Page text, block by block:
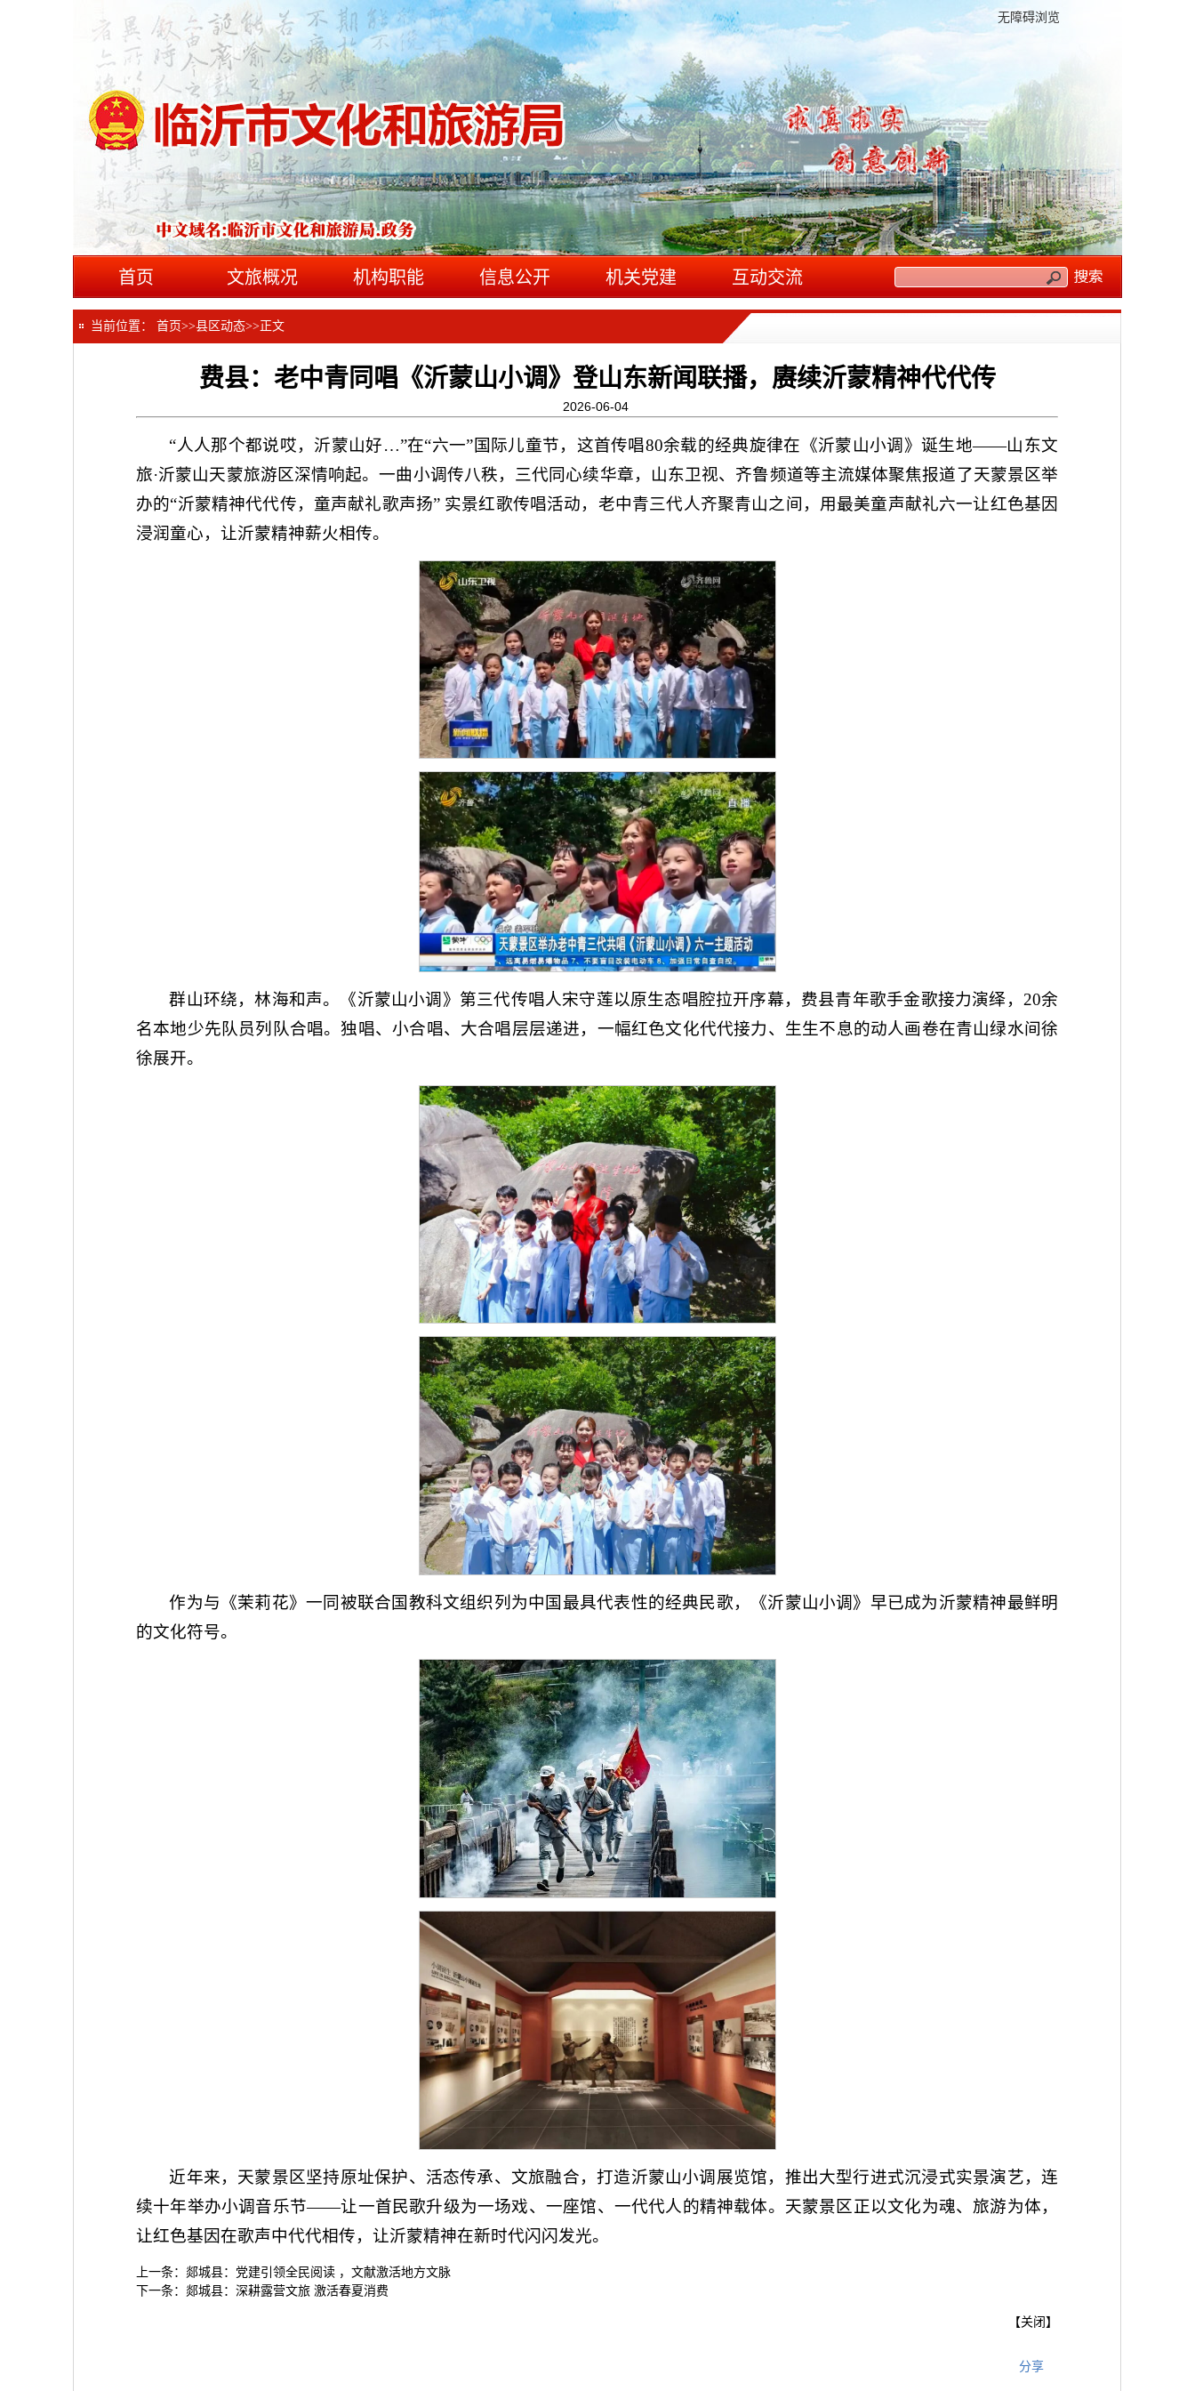
无障碍浏览
首页 文旅概况 机构职能 信息公开 机关党建 互动交流
当前位置： 首页>>县区动态>> 正文
费县：老中青同唱《沂蒙山小调》登山东新闻联播，赓续沂蒙精神代代传
2026-06-04
“人人那个都说哎，沂蒙山好…”在“六一”国际儿童节，这首传唱80余载的经典旋律在《沂蒙山小调》诞生地——山东文
旅·沂蒙山天蒙旅游区深情响起。一曲小调传八秩，三代同心续华章，山东卫视、齐鲁频道等主流媒体聚焦报道了天蒙景区举
办的“沂蒙精神代代传，童声献礼歌声扬” 实景红歌传唱活动，老中青三代人齐聚青山之间，用最美童声献礼六一让红色基因
浸润童心，让沂蒙精神薪火相传。
群山环绕，林海和声。《沂蒙山小调》第三代传唱人宋守莲以原生态唱腔拉开序幕，费县青年歌手金歌接力演绎，20余
名本地少先队员列队合唱。独唱、小合唱、大合唱层层递进，一幅红色文化代代接力、生生不息的动人画卷在青山绿水间徐
徐展开。
作为与《茉莉花》一同被联合国教科文组织列为中国最具代表性的经典民歌，《沂蒙山小调》早已成为沂蒙精神最鲜明
的文化符号。
近年来，天蒙景区坚持原址保护、活态传承、文旅融合，打造沂蒙山小调展览馆，推出大型行进式沉浸式实景演艺，连
续十年举办小调音乐节——让一首民歌升级为一场戏、一座馆、一代代人的精神载体。天蒙景区正以文化为魂、旅游为体，
让红色基因在歌声中代代相传，让沂蒙精神在新时代闪闪发光。
上一条： 郯城县：党建引领全民阅读 ，文献激活地方文脉
下一条： 郯城县：深耕露营文旅 激活春夏消费
【关闭】
分享